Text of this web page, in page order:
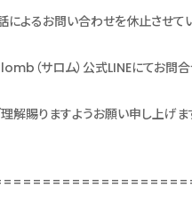
よるお問い合わせを休止させて
（サロム）公式LINEにてお問合
解賜りますようお願い申し上げま